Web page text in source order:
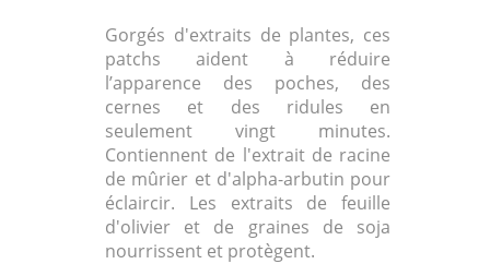
Gorgés d'extraits de plantes, ces
patchs aident à réduire
l’apparence des poches, des
cernes et des ridules en
seulement vingt minutes.
Contiennent de l'extrait de racine
de mûrier et d'alpha-arbutin pour
éclaircir. Les extraits de feuille
d'olivier et de graines de soja
nourrissent et protègent.